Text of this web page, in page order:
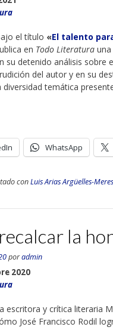
el título «El talento
en Todo Literatura
su detenido análisis sobre
del autor y en su
diversidad temática
WhatsApp
conLuis Arias Argüelles-Meres
la
poradmin
2020
escritora y crítica literaria
José Francisco Rodil